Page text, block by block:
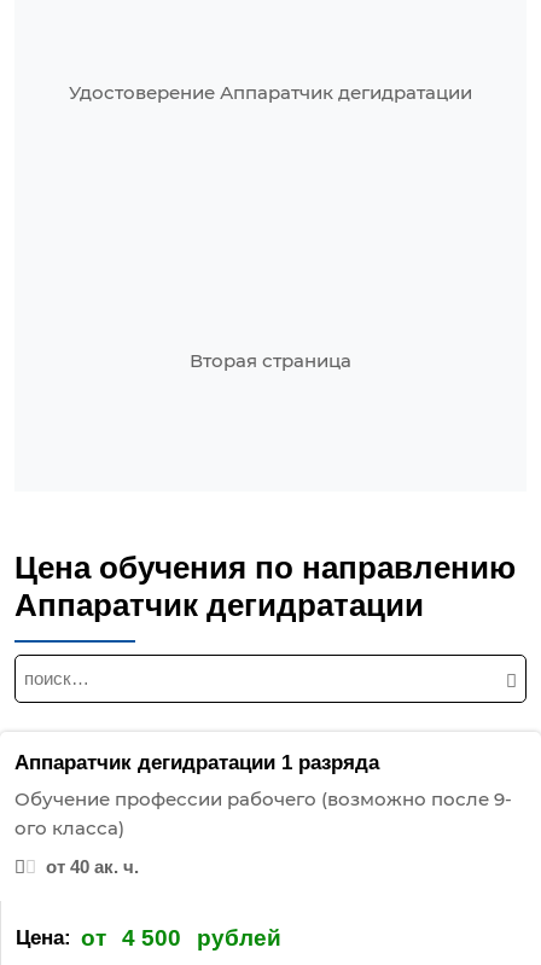
Удостоверение Аппаратчик дегидратации
Вторая страница
Цена обучения по направлению
Аппаратчик дегидратации
Н
а
й
т
Аппаратчик дегидратации 1 разряда
Обучение профессии рабочего (возможно после 9-
ого класса)
от 40 ак. ч.
Цена: от 4 500 рублей